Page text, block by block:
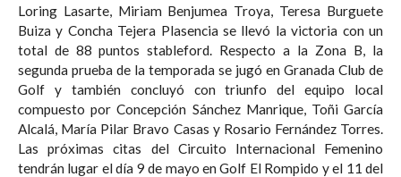
Loring Lasarte, Miriam Benjumea Troya, Teresa Burguete
Buiza y Concha Tejera Plasencia se llevó la victoria con un
total de 88 puntos stableford. Respecto a la Zona B, la
segunda prueba de la temporada se jugó en Granada Club de
Golf y también concluyó con triunfo del equipo local
compuesto por Concepción Sánchez Manrique, Toñi García
Alcalá, María Pilar Bravo Casas y Rosario Fernández Torres.
Las próximas citas del Circuito Internacional Femenino
tendrán lugar el día 9 de mayo en Golf El Rompido y el 11 del